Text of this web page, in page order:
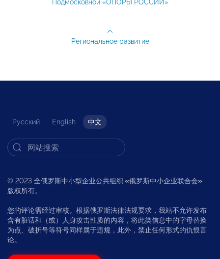
Подмосковной «ОПОРЫ РОССИИ»
Региональное развитие
Русский English 中文
© 2023 全俄罗斯中小型企业公共组织 «俄罗斯中小企业联合会»
版权所有。
您的评论需经过审核。根据俄罗斯法律法规要求，我站不允许发布
含有脏话和（或）人身攻击性质的内容，将此类信息中的字母替换
为点、破折号等符号同样属于违规，此外，禁止任何形式的仇恨言
论。